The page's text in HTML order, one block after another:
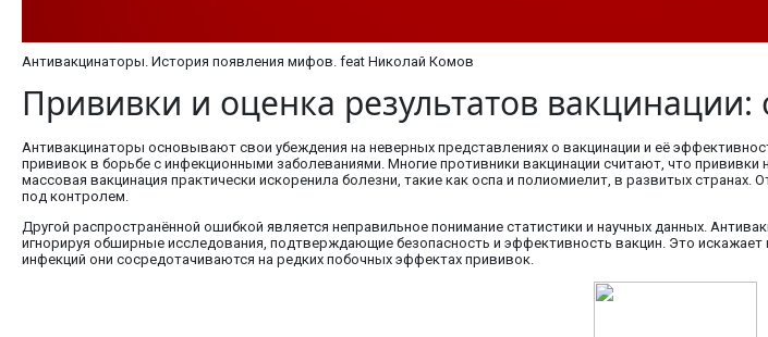
Антивакцинаторы. История появления мифов. feat Николай Комов
Прививки и оценка результатов
Антивакцинаторы основывают свои убеждения на неверных представлениях о вакцинации и её
прививок в борьбе с инфекционными заболеваниями. Многие противники вакцинации считают, что
массовая вакцинация практически искоренила болезни, такие как оспа и полиомиелит, в развитых
под контролем.
Другой распространённой ошибкой является неправильное понимание статистики и научных данных.
игнорируя обширные исследования, подтверждающие безопасность и эффективность вакцин. Это
инфекций они сосредотачиваются на редких побочных эффектах прививок.